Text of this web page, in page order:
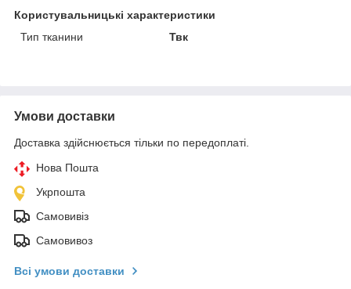
Користувальницькі характеристики
Тип тканини
Твк
Умови доставки
Доставка здійснюється тільки по передоплаті.
Нова Пошта
Укрпошта
Самовивіз
Самовивоз
Всі умови доставки